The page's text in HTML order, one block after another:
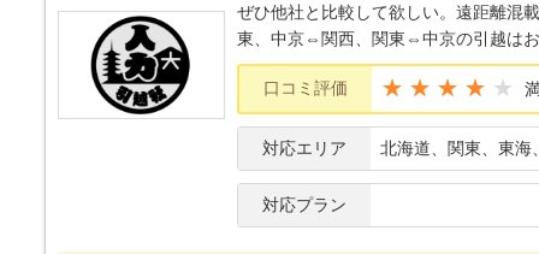
ぜひ他社と比較して欲しい。遠距離混
東、中京⇔関西、関東⇔中京の引越は
口コミ評価 ★★★★
対応エリア 北海道、関東、東海
対応プラン